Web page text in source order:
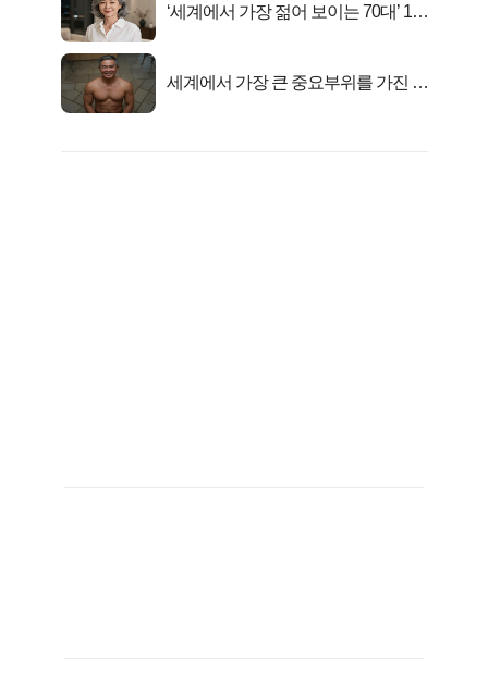
‘세계에서 가장 젊어 보이는 70대’ 1위
세계에서 가장 큰 중요부위를 가진 남